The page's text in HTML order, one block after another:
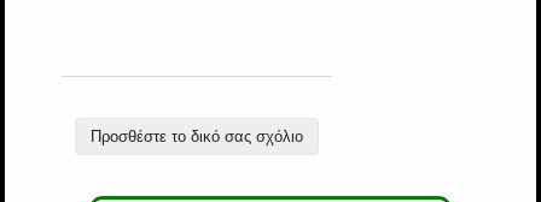
Προσθέστε το δικό σας σχόλιο